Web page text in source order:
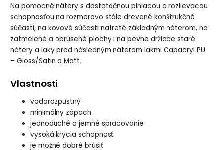
Na pomocné nátery s dostatočnou plniacou a rozlievacou
schopnosťou na rozmerovo stále drevené konštrukčné
súčasti, na kovové súčasti natreté základným náterom, na
zatmelené a obrúsené plochy i na pevne držiace staré
nátery a laky pred následným náterom lakmi Capacryl PU
– Gloss/Satin a Matt.
Vlastnosti
vodorozpustný
minimálny zápach
jednoduché a jemné spracovanie
vysoká krycia schopnosť
je možné dobré brúsiť